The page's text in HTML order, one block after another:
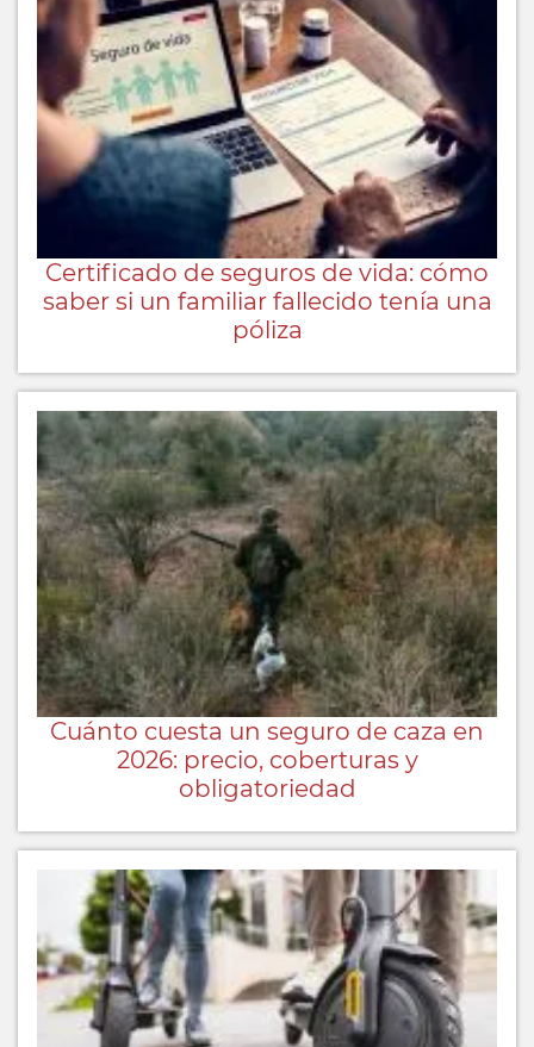
Certificado de seguros de vida: cómo
saber si un familiar fallecido tenía una
póliza
Cuánto cuesta un seguro de caza en
2026: precio, coberturas y
obligatoriedad